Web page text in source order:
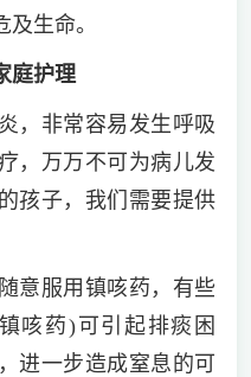
生命。
护理
非常容易发生呼吸
，万万不可为病儿发
孩子，我们需要提供
服用镇咳药，有些
咳药)可引起排痰困
进一步造成窒息的可